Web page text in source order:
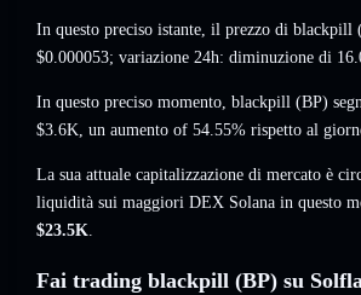
In questo preciso istante, il prezzo di blackpill
$0.000053; variazione 24h: diminuzione di
In questo preciso momento, blackpill (BP)
$3.6K, un aumento of 54.55% rispetto al
La sua attuale capitalizzazione di mercato è
liquidità sui maggiori DEX Solana in questo
$23.5K.
Fai trading blackpill (BP) su